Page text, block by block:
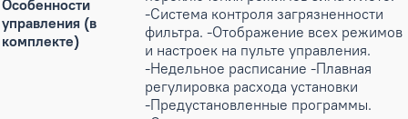
Особенности
управления (в
комплекте)
-Система контроля загрязненности
фильтра. -Отображение всех режимов
и настроек на пульте управления.
-Недельное расписание -Плавная
регулировка расхода установки
-Предустановленные программы.